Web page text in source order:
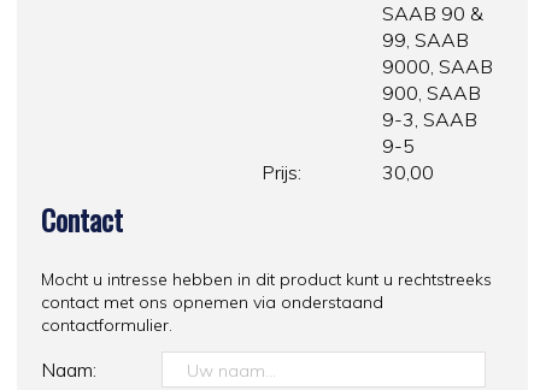
SAAB 90 &
99, SAAB
9000, SAAB
900, SAAB
9-3, SAAB
9-5
Prijs:
30,00
Contact
Mocht u intresse hebben in dit product kunt u rechtstreeks
contact met ons opnemen via onderstaand
contactformulier.
Naam: